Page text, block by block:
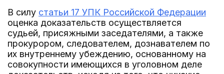
В силу статьи 17 УПК Российской Федерации
оценка доказательств осуществляется
судьей, присяжными заседателями, а также
прокурором, следователем, дознавателем по
их внутреннему убеждению, основанному на
совокупности имеющихся в уголовном деле